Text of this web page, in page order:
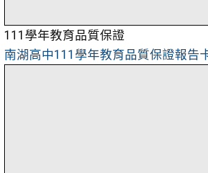
111學年教育品質保證
南湖高中111學年教育品質保證報告